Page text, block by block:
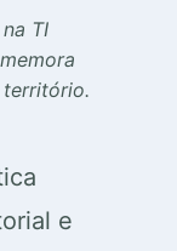
TI
território.
e